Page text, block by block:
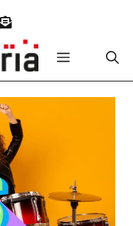
MENÜ